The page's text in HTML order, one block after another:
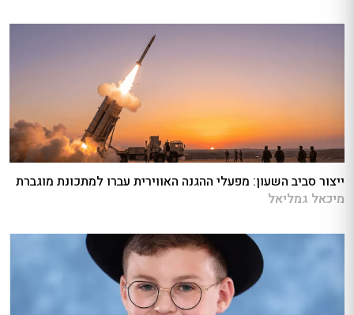
ייצור סביב השעון: מפעלי ההגנה האווירית עברו למתכונת מוגברת
מיכאל גמליאל